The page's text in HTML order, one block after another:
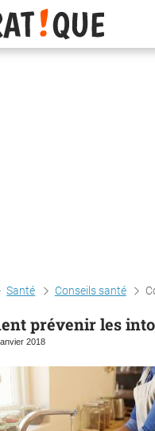
Santé Conseils santé
prévenir les
2018